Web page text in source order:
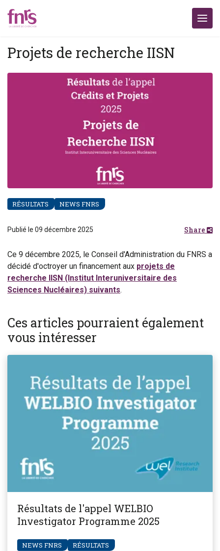
Projets de recherche IISN
RÉSULTATS NEWS FNRS
Publié le 09 décembre 2025 Share
Ce 9 décembre 2025, le Conseil d'Administration du FNRS a
décidé d'octroyer un financement aux projets de
recherche IISN (Institut Interuniversitaire des
Sciences Nucléaires) suivants.
Ces articles pourraient également
vous intéresser
Résultats de l'appel WELBIO
Investigator Programme 2025
NEWS FNRS RÉSULTATS